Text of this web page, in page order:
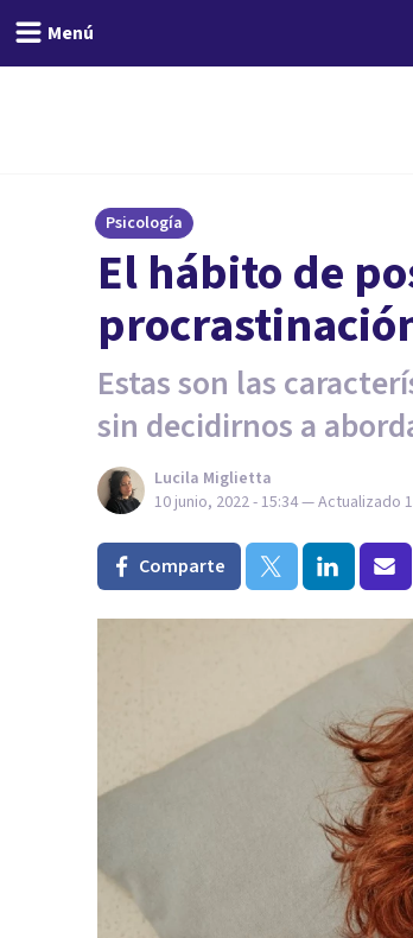
Menú
Psicología
El hábito de
Estas son las
sin decidirnos a
Lucila Miglietta
10 junio, 2022 - 15:34— Actualizado
Comparte